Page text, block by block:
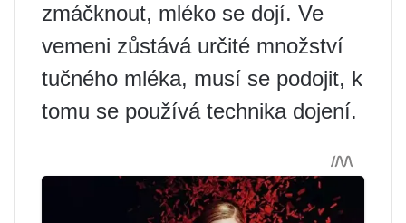
zmáčknout, mléko se dojí. Ve
vemeni zůstává určité množství
tučného mléka, musí se podojit, k
tomu se používá technika dojení.